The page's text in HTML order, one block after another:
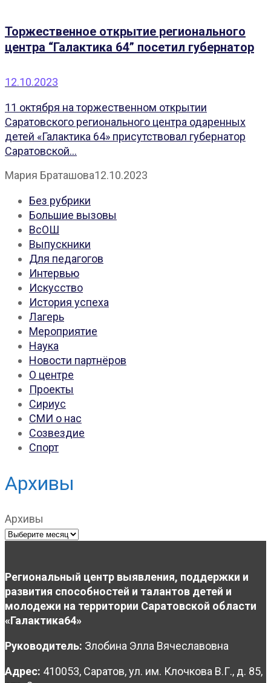
Торжественное открытие регионального
центра “Галактика 64” посетил губернатор
12.10.2023
11 октября на торжественном открытии
Саратовского регионального центра одаренных
детей «Галактика 64» присутствовал губернатор
Саратовской...
Мария Браташова12.10.2023
Без рубрики
Большие вызовы
ВсОШ
Выпускники
Для педагогов
Интервью
Искусство
История успеха
Лагерь
Мероприятие
Наука
Новости партнёров
О центре
Проекты
Сириус
СМИ о нас
Созвездие
Спорт
Архивы
Архивы
Региональный центр выявления, поддержки и
развития способностей и талантов детей и
молодежи на территории Саратовской области
«Галактика64»
Руководитель: Злобина Элла Вячеславовна
Адрес: 410053, Саратов, ул. им. Клочкова В.Г., д. 85,